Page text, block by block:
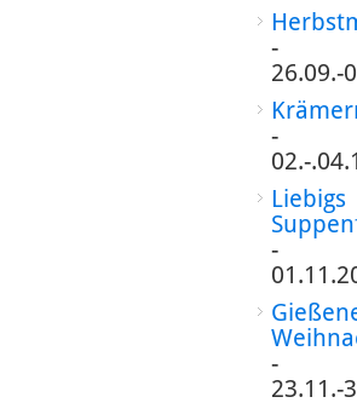
-
26.09.-
-
02.-
Liebigs
-
-
23.11.-